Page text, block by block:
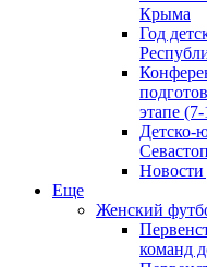
Крыма
Год
этапе
Детско-
Новости
Еще
Женский
команд